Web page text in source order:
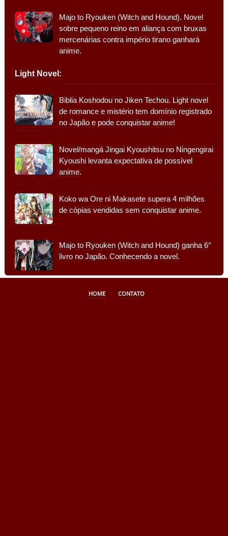
Majo to Ryouken (Witch and Hound). Novel
sobre pequeno reino em aliança com bruxas
mercenárias contra império tirano ganhará
anime.
Light Novel:
Biblia Koshodou no Jiken Techou. Light novel
de romance e mistério tem domínio registrado
no Japão e pode conquistar anime!
Novel/mangá Jingai Kyoushitsu no Ningengirai
Kyoushi levanta expectativa de possível
anime.
Koko wa Ore ni Makasete supera 4 milhões
de cópias vendidas sem conquistar anime.
Majo to Ryouken (Witch and Hound) ganha 6°
livro no Japão. Conhecendo a novel.
HOME CONTATO